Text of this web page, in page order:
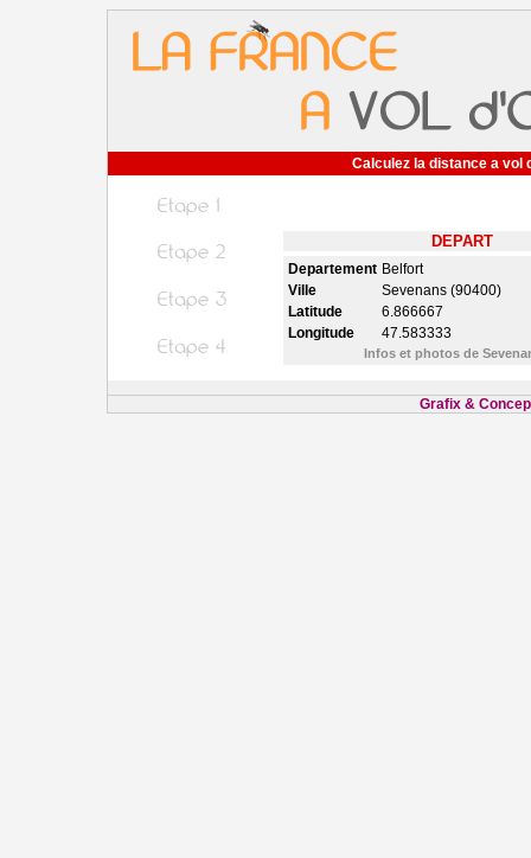
Calculez la distance a vol
DEPART
Departement Belfort
Ville
Sevenans (90400)
Latitude
6.866667
Longitude
47.583333
Infos et photos de
Grafix &